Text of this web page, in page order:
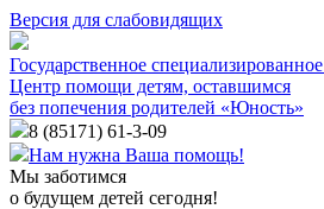
Версия для слабовидящих
Государственное
Центр помощи детям, оставшимся
без попечения родителей «Юность»
8 (85171) 61-3-09
Нам нужна Ваша помощь!
Мы заботимся
о будущем детей сегодня!